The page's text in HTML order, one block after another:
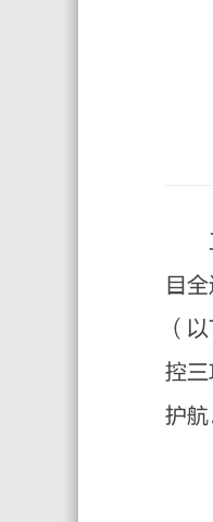
工
目
（
控
护航